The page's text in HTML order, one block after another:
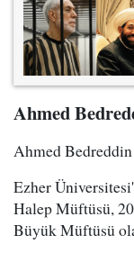
Ahmed
Ahmed Bedreddin
Ezher
Halep Müftüsü,
Büyük Müftüsü